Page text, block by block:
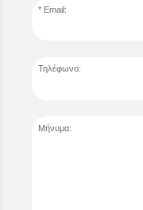
Email:
Τηλέφωνο:
Μήνυμα: